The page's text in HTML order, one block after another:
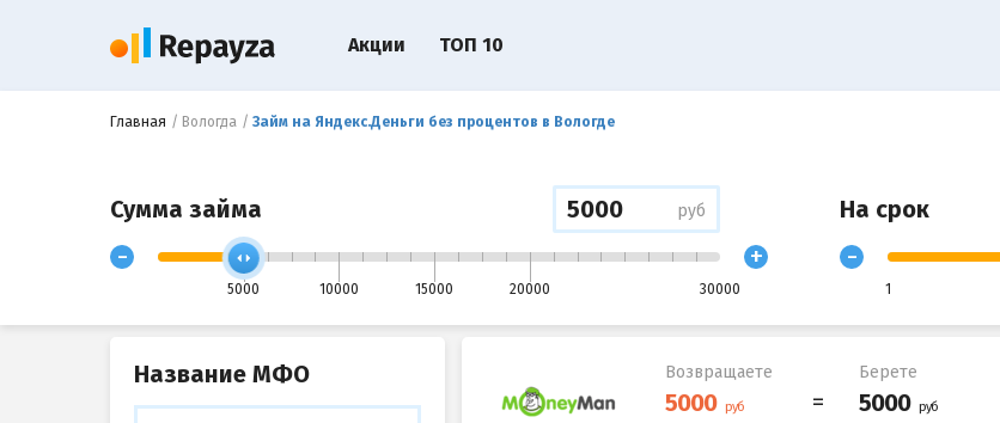
Главная Вологда Займ на Яндекс.Деньги без процентов в Вологде
Сумма займа руб
-
5000 10000 15000 20000 30000
+
На срок
-
1
Возвращаете Берете
Название МФО
Акции ТОП 10